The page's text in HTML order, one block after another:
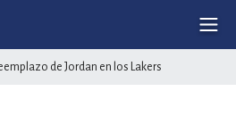
de Jordan en los Lakers